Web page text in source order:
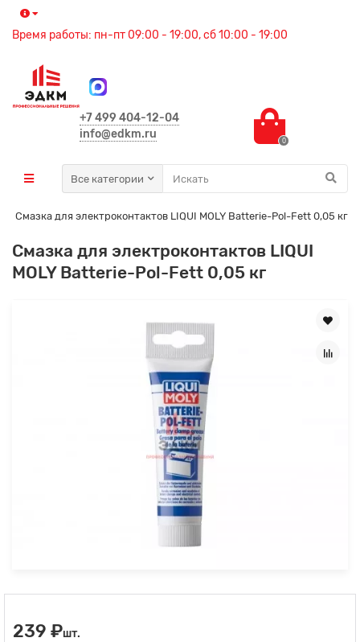
Время работы: пн-пт 09:00 - 19:00, сб 10:00 - 19:00
+7 499 404-12-04
info@edkm.ru
0
Все категории
Смазка для электроконтактов LIQUI MOLY Batterie-Pol-Fett 0,05 кг
Смазка для электроконтактов LIQUI
MOLY Batterie-Pol-Fett 0,05 кг
239 ₽шт.